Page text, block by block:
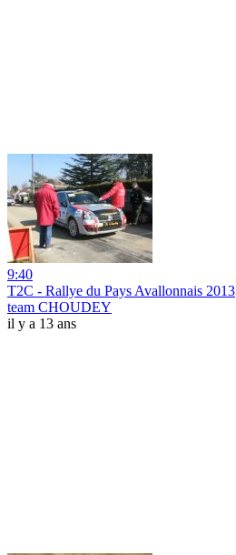
9:40
T2C - Rallye du Pays Avallonnais 2013
team CHOUDEY
il y a 13 ans